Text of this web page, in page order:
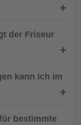
der Friseur
kann ich im
bestimmte